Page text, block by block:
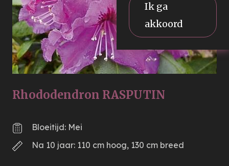
Rhododendron RASPUTIN
Bloeitijd: Mei
Na 10 jaar: 110 cm hoog, 130 cm breed
Ik ga
akkoord